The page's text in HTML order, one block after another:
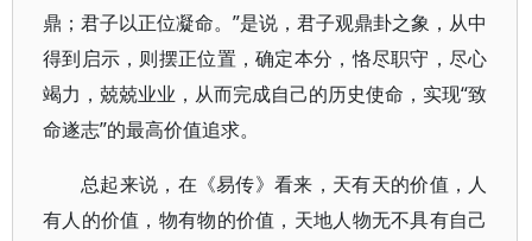
鼎；君子以正位凝命。”是说，君子观鼎卦之象，从中
得到启示，则摆正位置，确定本分，恪尽职守，尽心
竭力，兢兢业业，从而完成自己的历史使命，实现“致
命遂志”的最高价值追求。
总起来说，在《易传》看来，天有天的价值，人
有人的价值，物有物的价值，天地人物无不具有自己